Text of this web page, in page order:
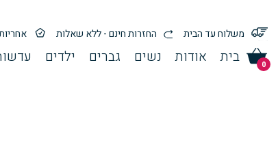
משלוח עד הבית החזרות חינם - ללא שאלות
0 בית אודות נשים גברים ילדים